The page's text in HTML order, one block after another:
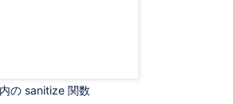
の sanitize 関数